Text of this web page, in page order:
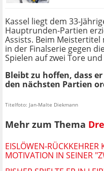
Kassel liegt dem 33-
Hauptrunden-Partien
Assists. Beim Meistertitel
in der Finalserie gegen
Spielen auf zwei Tore
Bleibt zu hoffen, dass
den nächsten Partien
Titelfoto: Jan-Malte Diekmann
Mehr zum Thema
EISLÖWEN-
MOTIVATION IN SEINER